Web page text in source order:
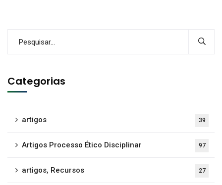
Categorias
artigos 39
Artigos Processo Ético Disciplinar 97
artigos, Recursos 27